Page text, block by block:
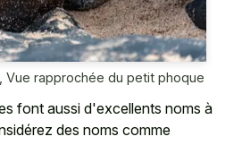
Vue rapprochée du petit phoque
font aussi d'excellents noms à
des noms comme